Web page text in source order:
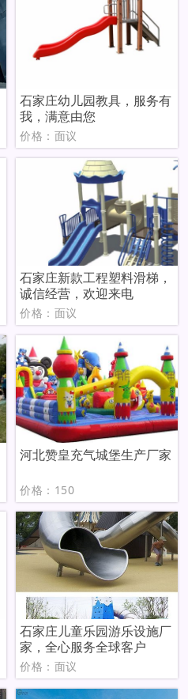
石家庄幼儿园教具，服务有
我，满意由您
价格：面议
石家庄新款工程塑料滑梯，
诚信经营，欢迎来电
价格：面议
河北赞皇充气城堡生产厂家
价格：150
石家庄儿童乐园游乐设施厂
家，全心服务全球客户
价格：面议